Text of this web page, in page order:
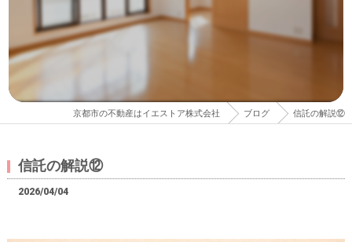
京都市の不動産はイエストア株式会社 ブログ 信託の解説⑫
信託の解説⑫
2026/04/04